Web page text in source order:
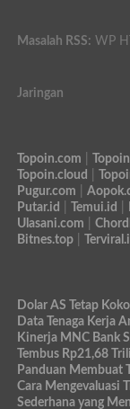
Masalah RSS: WP
Jaringan
Topoin.com
Topoin.cloud
Pugur.com
Putar.id
Temui.id
Ulasani.com
Bitnes.top|
Dolar AS Tetap
Data Tenaga Kerja
Kinerja MNC Bank
Tembus Rp21,68
Panduan Membuat
Cara Mengevaluasi
Sederhana yang